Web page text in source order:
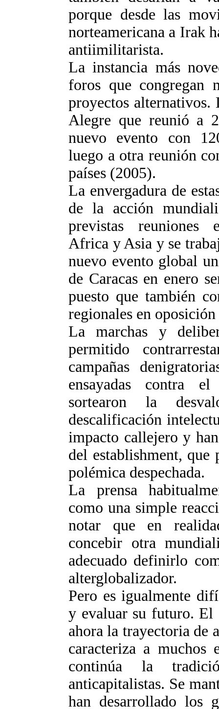
porque desde las
norteamericana a Irak
antiimilitarista.
La instancia más
foros que congregan
proyectos
Alegre que reunió a
nuevo evento con
luego a otra reunión
países (2005).
La envergadura de
de la acción
previstas reuniones
Africa y Asia y se
nuevo evento global
de Caracas en enero
puesto que también
regionales en
La marchas y
permitido
campañas
ensayadas contra
sortearon la
descalificación
impacto callejero y
del establishment,
polémica despechada.
La prensa
como una simple
notar que en
concebir otra
adecuado definirlo
alterglobalizador.
Pero es igualmente
y evaluar su futuro. El
ahora la trayectoria de
caracteriza a muchos
continúa la
anticapitalistas. Se
han desarrollado los